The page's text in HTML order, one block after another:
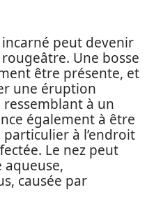
peut devenir
Une bosse
être présente, et
une éruption
à un
également à être
particulier à l’endroit
Le nez peut
aqueuse,
causée par